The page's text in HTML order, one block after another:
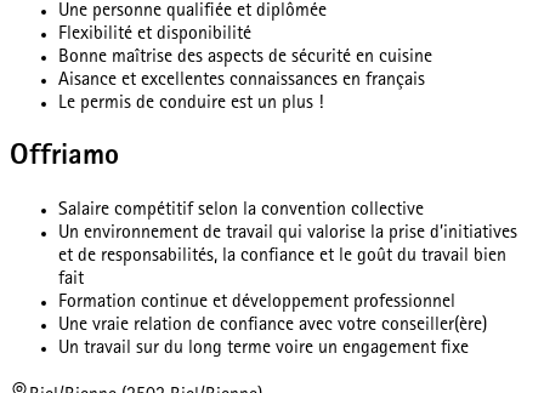
Une personne qualifiée et diplômée
Flexibilité et disponibilité
Bonne maîtrise des aspects de sécurité en cuisine
Aisance et excellentes connaissances en français
Le permis de conduire est un plus !
Offriamo
Salaire compétitif selon la convention collective
Un environnement de travail qui valorise la prise d’initiatives
et de responsabilités, la confiance et le goût du travail bien
fait
Formation continue et développement professionnel
Une vraie relation de confiance avec votre conseiller(ère)
Un travail sur du long terme voire un engagement fixe